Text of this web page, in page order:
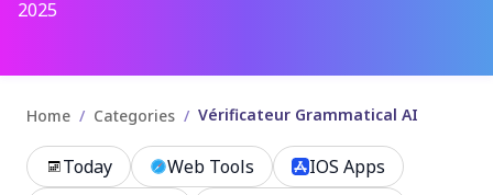
2025
Home / Categories / Vérificateur Grammatical AI
Today Web Tools
IOS Apps